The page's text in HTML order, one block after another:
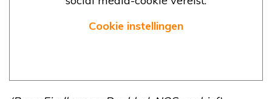
Cookie instellingen